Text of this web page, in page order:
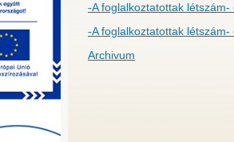
-A foglalkoztatottak
-A foglalkoztatottak
Archivum